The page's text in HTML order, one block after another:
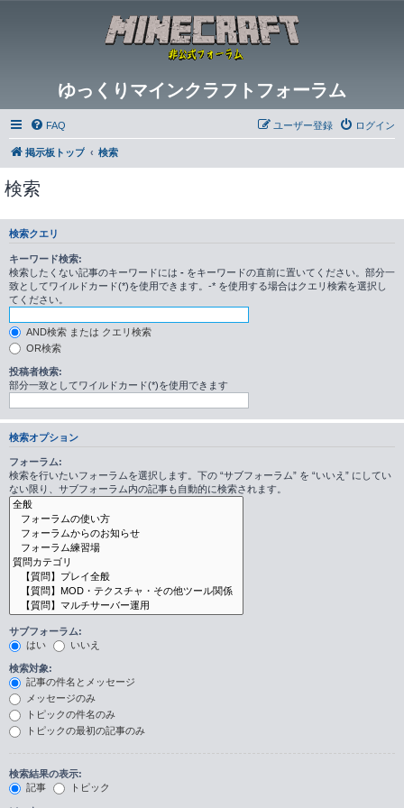
ゆっくりマインクラフトフォーラム
FAQ ログイン
ユーザー登録
掲示板トップ 検索
検索
検索クエリ
キーワード検索:
検索したくない記事のキーワードには - をキーワードの直前に置いてください。部分一
致としてワイルドカード(*)を使用できます。-* を使用する場合はクエリ検索を選択し
てください。
AND検索 または クエリ検索
OR検索
投稿者検索:
部分一致としてワイルドカード(*)を使用できます
検索オプション
フォーラム:
検索を行いたいフォーラムを選択します。下の “サブフォーラム” を “いいえ” にしてい
ない限り、サブフォーラム内の記事も自動的に検索されます。
サブフォーラム:
はい
いいえ
検索対象:
記事の件名とメッセージ
メッセージのみ
トピックの件名のみ
トピックの最初の記事のみ
検索結果の表示:
記事
トピック